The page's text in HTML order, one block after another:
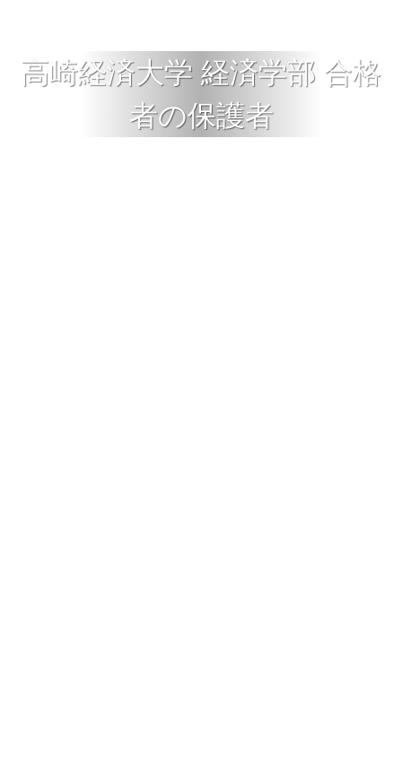
高崎経済大学 経済学部 合格
者の保護者